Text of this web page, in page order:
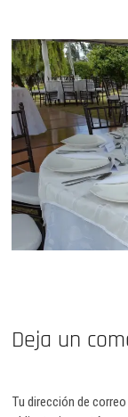
Deja un
Tu dirección de